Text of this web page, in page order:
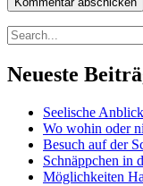
Search
for:
Neueste
Seelische
Wo wohin oder
Besuch auf der
Schnäppchen in
Möglichkeiten